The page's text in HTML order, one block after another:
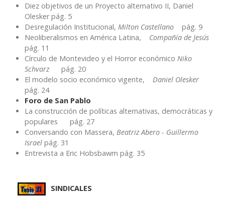
Diez objetivos de un Proyecto alternativo II, Daniel
Olesker pág. 5
Desregulación Institucional, Milton Castellano pág. 9
Neoliberalismos en América Latina, Compañía de Jesús
pág. 11
Círculo de Montevideo y el Horror económico Niko
Schvarzpág. 20
El modelo socio económico vigente, Daniel Olesker
pág. 24
Foro de San Pablo
La construcción de políticas alternativas, democráticas y
populares pág. 27
Conversando con Massera, Beatriz Abero - Guillermo
Israel pág. 31
Entrevista a Eric Hobsbawm pág. 35
SINDICALES